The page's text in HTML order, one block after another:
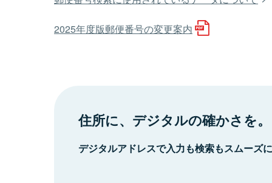
2025年度版郵便番号の変更案内
住所に、デジタルの確かさを。
デジタルアドレスで入力も検索もスムーズ